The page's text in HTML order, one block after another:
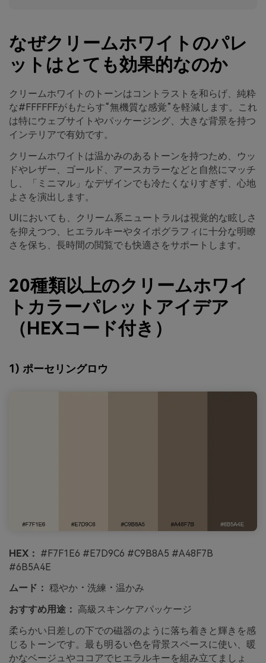
なぜクリームホワイトのパレ
ットはとても効果的なのか
クリームホワイトのトーンはコントラストを和らげ、純粋
な#FFFFFFがもたらす“無機質な感覚”を軽減します。これ
は特にウェブサイトやパッケージング、大きな背景を持つ
インテリアで有効です。
クリームホワイトは温かみのあるトーンを持つため、ウッ
ドやレザー、ゴールド、アースカラーなどと自然にマッチ
し、「ミニマル」なデザインでも冷たくなりすぎず、心地
よさを演出します。
UIにおいても、クリーム系ニュートラルは視覚的な眩しさ
を抑えつつ、ヒエラルキーやタイポグラフィに十分な明瞭
さを保ち、長時間の閲覧でも快適さをサポートします。
20種類以上のクリームホワイ
トカラーパレットアイデア
（HEXコード付き）
1) ポーセリングロウ
HEX： #F7F1E6 #E7D9C6 #C9B8A5 #A48F7B
#6B5A4E
ムード： 穏やか・洗練・温かみ
おすすめ用途： 高級スキンケアパッケージ
柔らかい日差しの下での磁器のように落ち着きと輝きを感
じるトーンです。最も明るい色を背景スペースに使い、暖
かなベージュやココアでヒエラルキーを組み立てましょ